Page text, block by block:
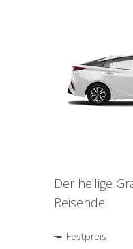
Der heilige
Reisende
Festpreis